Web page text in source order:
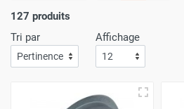
127 produits
Tri par
Affichage